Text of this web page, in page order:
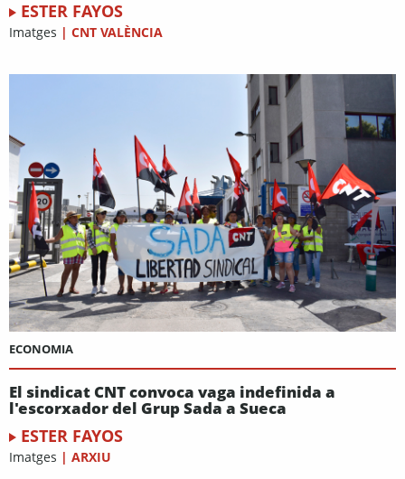
ESTER FAYOS
Imatges | CNT VALÈNCIA
ECONOMIA
El sindicat CNT convoca vaga indefinida a
l'escorxador del Grup Sada a Sueca
ESTER FAYOS
Imatges | ARXIU